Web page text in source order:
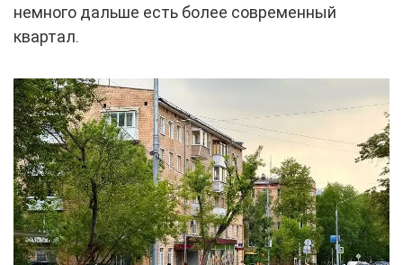
немного дальше есть более современный
квартал.